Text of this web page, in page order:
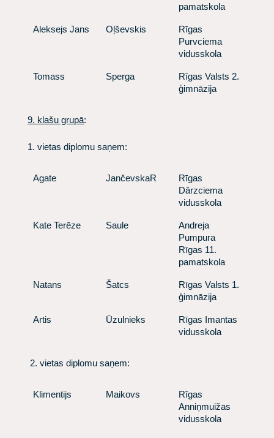
pamatskola
​Aleksejs Jans ​Oļševskis
​Rīgas
Purvciema
vidusskola
​Tomass ​Sperga
​Rīgas Valsts 2.
ģimnāzija
9. klašu grupā:
1. vietas diplomu saņem:
​Agate ​JančevskaR
​Rīgas
Dārzciema
vidusskola
​Kate Terēze ​Saule
​Andreja
Pumpura
Rīgas 11.
pamatskola
​Natans ​Šatcs
​Rīgas Valsts 1.
ģimnāzija
​Artis ​Ūzulnieks
​Rīgas Imantas
vidusskola
​ 2. vietas diplomu saņem:
​ Klimentijs ​Maikovs
​ Rīgas
Anniņmuižas
vidusskola